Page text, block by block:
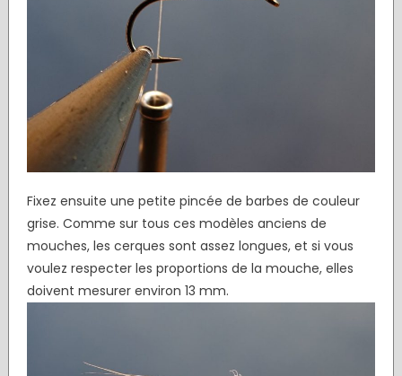
Fixez ensuite une petite pincée de barbes de couleur
grise. Comme sur tous ces modèles anciens de
mouches, les cerques sont assez longues, et si vous
voulez respecter les proportions de la mouche, elles
doivent mesurer environ 13 mm.